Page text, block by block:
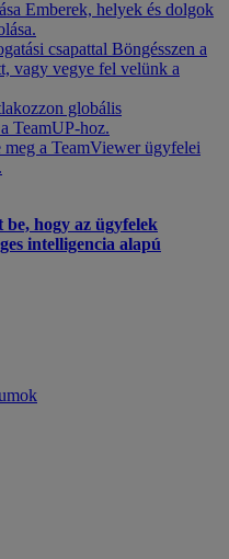
Emberek, helyek és dolgok
csapattal Böngésszen a
vagy vegye fel velünk a
globális
TeamUP-hoz.
meg a TeamViewer ügyfelei
hogy az ügyfelek
intelligencia alapú